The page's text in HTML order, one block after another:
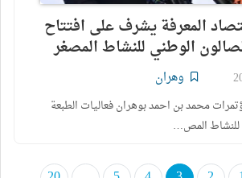
المعرفة يشرف على افتتاح
الوطني للنشاط المصغر
وهران
محمد بن احمد بوهران فعاليات الطبعة
للنشاط المص…